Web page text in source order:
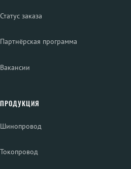
Статус заказа
Партнёрская программа
Вакансии
ПРОДУКЦИЯ
Шинопровод
Токопровод